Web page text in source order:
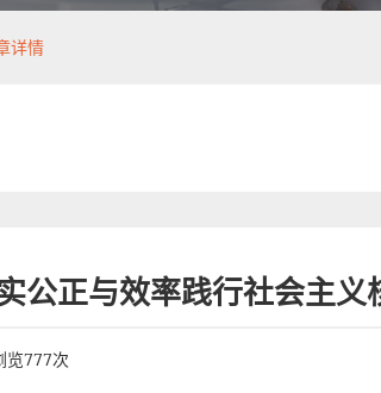
详情
公正与效率践行社会主义
览777次